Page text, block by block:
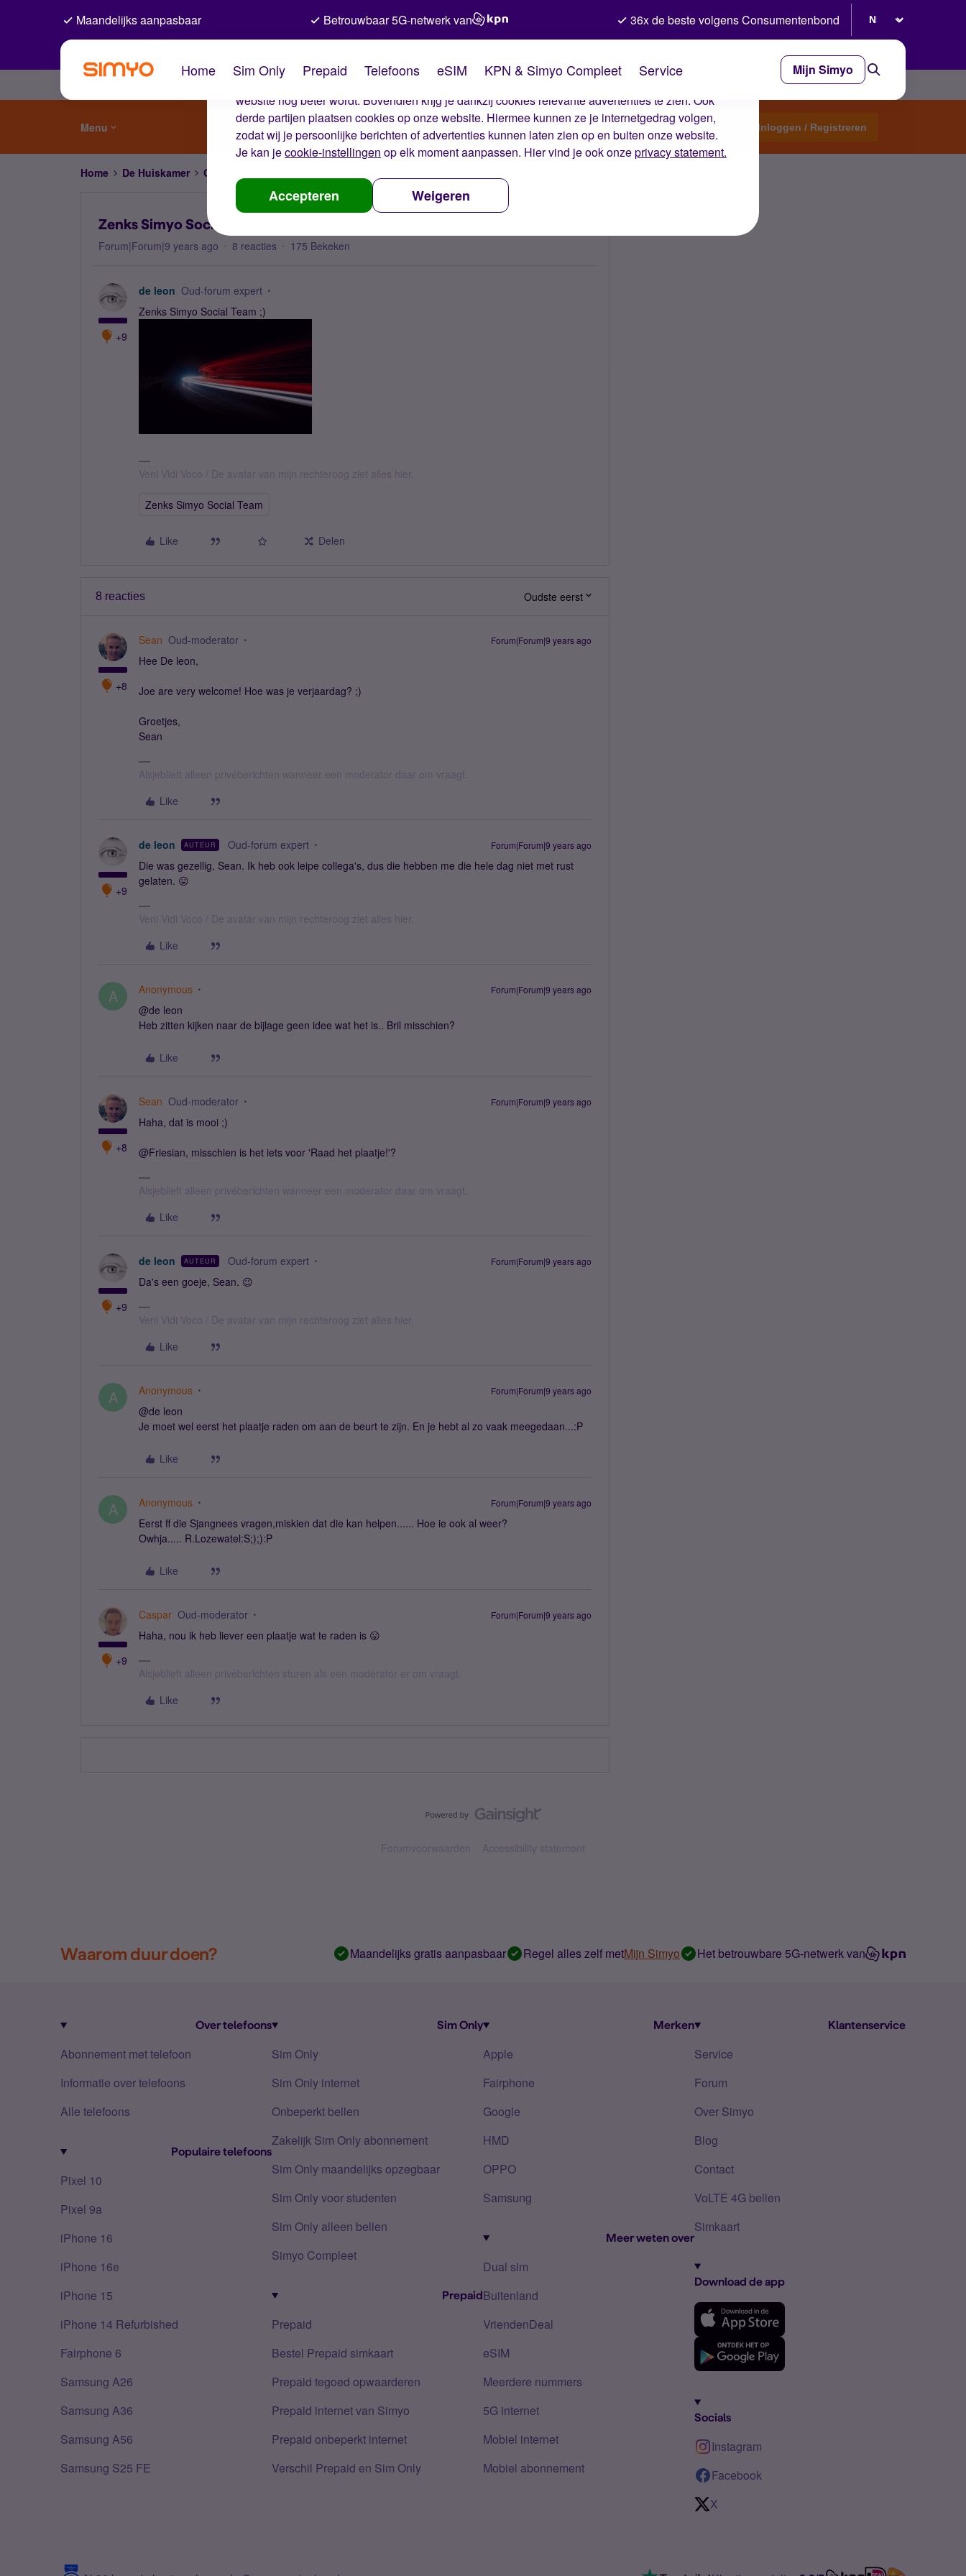
De cookies van Simyo
Wij gebruiken cookies op onze website. Met deze cookies zorgen wij ervoor dat je ervaring op de
website nog beter wordt. Bovendien krijg je dankzij cookies relevante advertenties te zien. Ook
derde partijen plaatsen cookies op onze website. Hiermee kunnen ze je internetgedrag volgen,
zodat wij je persoonlijke berichten of advertenties kunnen laten zien op en buiten onze website.
Je kan jecookie-instellingen op elk moment aanpassen. Hier vind je ook onzeprivacy statement.
Accepteren Weigeren
Maandelijks aanpasbaar Betrouwbaar 5G-netwerk van 36x de beste volgens Consumentenbond
Home Sim Only Prepaid Telefoons eSIM KPN & Simyo Compleet Service Mijn Simyo
Menu Start een topic Inloggen / Registreren
Home De Huiskamer Gewoon gezellig
Zenks Simyo Social Team
Forum|Forum|9 years ago 8 reacties 175 Bekeken
+9
de leon Oud-forum expert
Zenks Simyo Social Team ;)
Veni Vidi Voco / De avatar van mijn rechteroog ziet alles hier.
Zenks Simyo Social Team
Like Delen
8 reacties Oudste eerst
+8
Sean Oud-moderator Forum|Forum|9 years ago
Hee De leon,
Joe are very welcome! Hoe was je verjaardag? ;)
Groetjes,
Sean
Alsjeblieft alleen privéberichten wanneer een moderator daar om vraagt.
Like
+9
de leon AUTEUR Oud-forum expert Forum|Forum|9 years ago
Die was gezellig, Sean. Ik heb ook leipe collega's, dus die hebben me die hele dag niet met rust
gelaten. 😛
Veni Vidi Voco / De avatar van mijn rechteroog ziet alles hier.
Like
A Anonymous Forum|Forum|9 years ago
@de leon
Heb zitten kijken naar de bijlage geen idee wat het is.. Bril misschien?
Like
+8
Sean Oud-moderator Forum|Forum|9 years ago
Haha, dat is mooi ;)
@Friesian, misschien is het iets voor 'Raad het plaatje!'?
Alsjeblieft alleen privéberichten wanneer een moderator daar om vraagt.
Like
+9
de leon AUTEUR Oud-forum expert Forum|Forum|9 years ago
Da's een goeje, Sean. 😉
Veni Vidi Voco / De avatar van mijn rechteroog ziet alles hier.
Like
A Anonymous Forum|Forum|9 years ago
@de leon
Je moet wel eerst het plaatje raden om aan de beurt te zijn. En je hebt al zo vaak meegedaan...:P
Like
A Anonymous Forum|Forum|9 years ago
Eerst ff die Sjangnees vragen,miskien dat die kan helpen...... Hoe ie ook al weer?
Owhja..... R.Lozewatel:S;);):P
Like
+9
Caspar Oud-moderator Forum|Forum|9 years ago
Haha, nou ik heb liever een plaatje wat te raden is 😛
Alsjeblieft alleen privéberichten sturen als een moderator er om vraagt.
Like
Forumvoorwaarden Accessibility statement
Waarom duur doen? Maandelijks gratis aanpasbaar Regel alles zelf metMijn Simyo Het betrouwbare 5G-netwerk van
Over telefoons
Abonnement met telefoon
Informatie over telefoons
Alle telefoons
Populaire telefoons
Pixel 10
Pixel 9a
iPhone 16
iPhone 16e
iPhone 15
iPhone 14 Refurbished
Fairphone 6
Samsung A26
Samsung A36
Samsung A56
Samsung S25 FE
Sim Only
Sim Only
Sim Only internet
Onbeperkt bellen
Zakelijk Sim Only abonnement
Sim Only maandelijks opzegbaar
Sim Only voor studenten
Sim Only alleen bellen
Simyo Compleet
Prepaid
Prepaid
Bestel Prepaid simkaart
Prepaid tegoed opwaarderen
Prepaid internet van Simyo
Prepaid onbeperkt internet
Verschil Prepaid en Sim Only
Merken
Apple
Fairphone
Google
HMD
OPPO
Samsung
Meer weten over
Dual sim
Buitenland
VriendenDeal
eSIM
Meerdere nummers
5G internet
Mobiel internet
Mobiel abonnement
Klantenservice
Service
Forum
Over Simyo
Blog
Contact
VoLTE 4G bellen
Simkaart
Download de app
Socials
Instagram
Facebook
X